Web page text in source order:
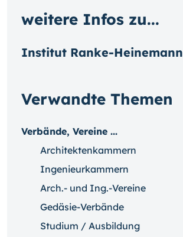
Verwandte Themen
Verbände, Vereine ...
Architektenkammern
Ingenieurkammern
Arch.- und Ing.-Vereine
Gedäsie-Verbände
Studium / Ausbildung
weitere Infos zu...
Institut Ranke-Heinemann